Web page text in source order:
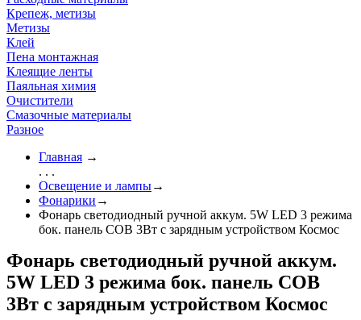
Крепеж, метизы
Метизы
Клей
Пена монтажная
Клеящие ленты
Паяльная химия
Очистители
Смазочные материалы
Разное
Главная →
. . .
Освещение и лампы→
Фонарики →
Фонарь светодиодный ручной аккум. 5W LED 3 режима
бок. панель COB 3Вт с зарядным устройством Космос
Фонарь светодиодный ручной аккум.
5W LED 3 режима бок. панель COB
3Вт с зарядным устройством Космос